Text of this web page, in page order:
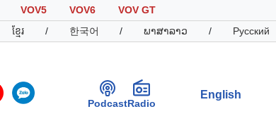
VOV5 VOV6
VOV GT
ខ្មែរ / 한국어 / ພາສາລາວ / Русский
PodcastRadio
English